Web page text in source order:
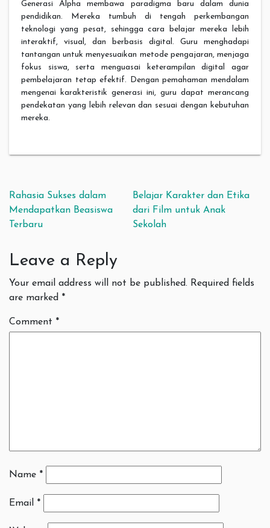
Generasi Alpha membawa paradigma baru dalam dunia
pendidikan. Mereka tumbuh di tengah perkembangan
teknologi yang pesat, sehingga cara belajar mereka lebih
interaktif, visual, dan berbasis digital. Guru menghadapi
tantangan untuk menyesuaikan metode pengajaran, menjaga
fokus siswa, serta menguasai keterampilan digital agar
pembelajaran tetap efektif. Dengan pemahaman mendalam
mengenai karakteristik generasi ini, guru dapat merancang
pendekatan yang lebih relevan dan sesuai dengan kebutuhan
mereka.
Post navigation
Rahasia Sukses dalam
Mendapatkan Beasiswa
Terbaru
Belajar Karakter dan Etika
dari Film untuk Anak
Sekolah
Leave a Reply
Your email address will not be published. Required fields
are marked *
Comment *
Name *
Email *